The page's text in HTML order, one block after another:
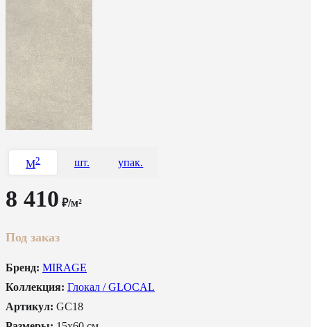
M2 шт. упак.
8 410 ₽/м²
Под заказ
Бренд: MIRAGE
Коллекция: Глокал / GLOCAL
Артикул: GC18